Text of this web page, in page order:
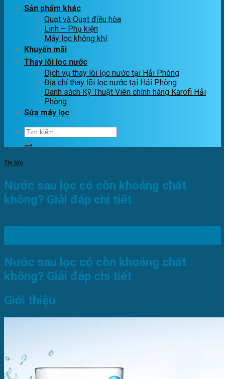
Sản phẩm khác
Quạt và Quạt điều hòa
Linh – Phụ kiện
Máy lọc không khí
Khuyến mãi
Thay lõi lọc nước
Dịch vụ thay lõi lọc nước tại Hải Phòng
Địa chỉ thay lõi lọc nước tại Hải Phòng
Danh sách Kỹ Thuật Viên chính hãng Karofi Hải
Phòng
Sửa máy lọc
Tìm
kiếm:
Tin tức
Nước sau lọc có còn khoáng chất
không? Giải đáp chi tiết
Nước sau lọc có còn khoáng chất
không? Giải đáp chi tiết
Giới thiệu